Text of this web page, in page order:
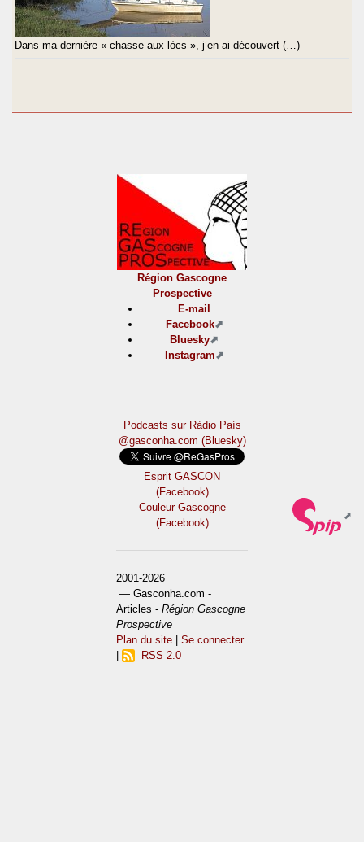
Dans ma dernière « chasse aux lòcs », j’en ai découvert (…)
Région Gascogne
Prospective
E-mail
Facebook
Bluesky
Instagram
Podcasts sur Ràdio País
@gasconha.com (Bluesky)
Esprit GASCON
(Facebook)
Couleur Gascogne
(Facebook)
2001-2026
— Gasconha.com -
Articles -Région Gascogne
Prospective
Plan du site |Se connecter
RSS 2.0